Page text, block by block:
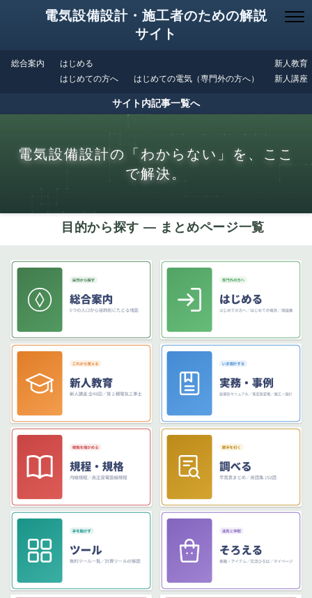
電気設備設計・施工者のための解説
サイト
総合案内
はじめる
はじめての方へ
はじめての電気（専門外の方へ）
新人教育
新人講座
サイト内記事一覧へ
電気設備設計の「わからない」を、ここ
で解決。